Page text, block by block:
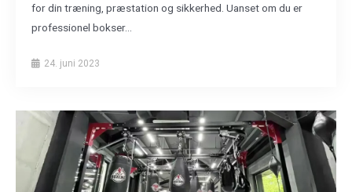
for din træning, præstation og sikkerhed. Uanset om du er
professionel bokser...
24. juni 2023